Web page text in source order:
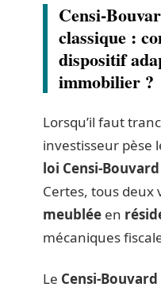
Censi-
classique :
dispositif
immobilier ?
Lorsqu’il faut
investisseur pèse
loi Censi-Bouvard
Certes, tous deux
meublée en
mécaniques
Le Censi-Bouvard